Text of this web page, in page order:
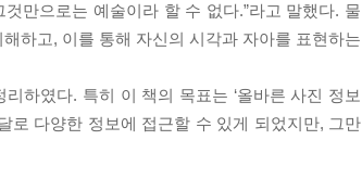
만으로는 예술이라 할 수 없다.”라고 말했다. 물
하고, 이를 통해 자신의 시각과 자아를 표현하는
하였다. 특히 이 책의 목표는 ‘올바른 사진 정보
로 다양한 정보에 접근할 수 있게 되었지만, 그만